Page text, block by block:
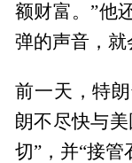
额财富。”他
弹的声音，就
前一天，特
朗不尽快与
切”，并“接管